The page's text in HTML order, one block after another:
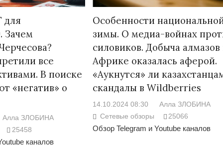
для
Зачем
все
В поиске
«негатив» о
Алла ЗЛОБИНА
25458
каналов
Особенности
зимы. О медиа-войнах
силовиков. Добыча алмазов
Африке оказалась аферой.
«Аукнутся» ли
скандалы в Wildberries
14.10.2024 08:30
Алла ЗЛОБИНА
Сетевые обзоры
25066
Обзор Telegram и Youtube каналов
Война Миров.
Сороса
08.11.2024